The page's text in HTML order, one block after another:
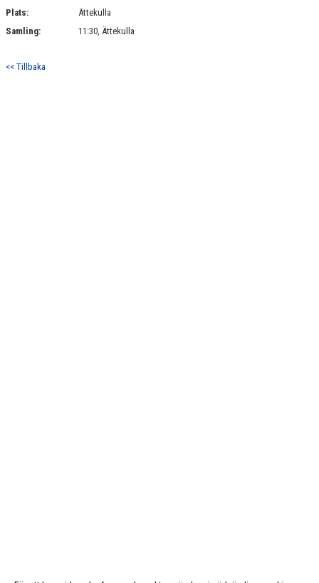
KONTAKT
Plats:
Ättekulla
Samling:
11:30, Ättekulla
<< Tillbaka